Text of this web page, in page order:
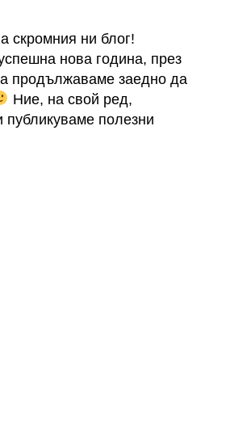
скромния ни блог!
нова година, през
продължаваме заедно да
Ние, на свой ред,
полезни